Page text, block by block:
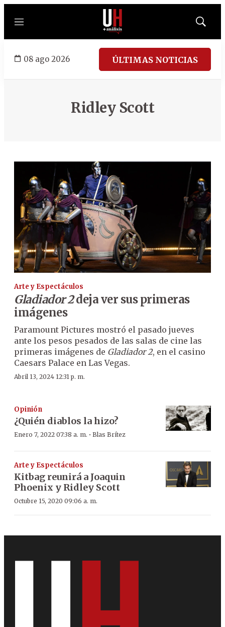
Menú
Mostrar
08 ago 2026 ÚLTIMAS NOTICIAS
Ridley Scott
Arte y Espectáculos
Gladiador 2deja ver sus primeras
imágenes
Paramount Pictures mostró el pasado jueves
ante los pesos pesados de las salas de cine las
primeras imágenes de Gladiador 2, en el casino
Caesars Palace en Las Vegas.
Abril 13, 2024 12:31 p. m.
Opinión
¿Quién diablos la hizo?
Enero 7, 2022 07:38 a. m. · Blas Brítez
Arte y Espectáculos
Kitbag reunirá a Joaquin
Phoenix y Ridley Scott
Octubre 15, 2020 09:06 a. m.